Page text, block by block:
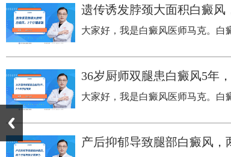
遗传诱发脖颈大面积白癜风
大家好，我是白癜风医师马克。白
36岁厨师双腿患白癜风5年
大家好，我是白癜风医师马克。白
产后抑郁导致腿部白癜风，